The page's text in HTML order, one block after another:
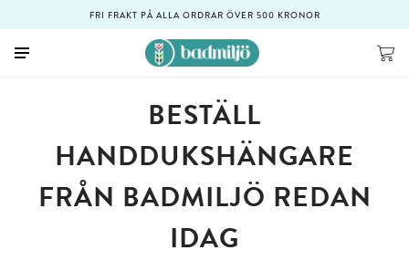
FRI FRAKT PÅ ALLA ORDRAR ÖVER 500 KRONOR
BESTÄLL
HANDDUKSHÄNGARE
FRÅN BADMILJÖ REDAN
IDAG